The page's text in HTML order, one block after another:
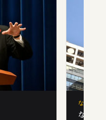
なぜ「フ
なぜ「